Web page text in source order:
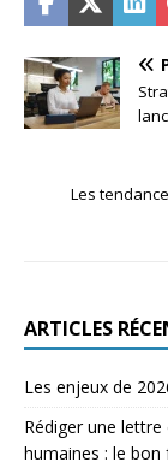
Les
ARTICLES
Les enjeux de
Rédiger une
humaines : le